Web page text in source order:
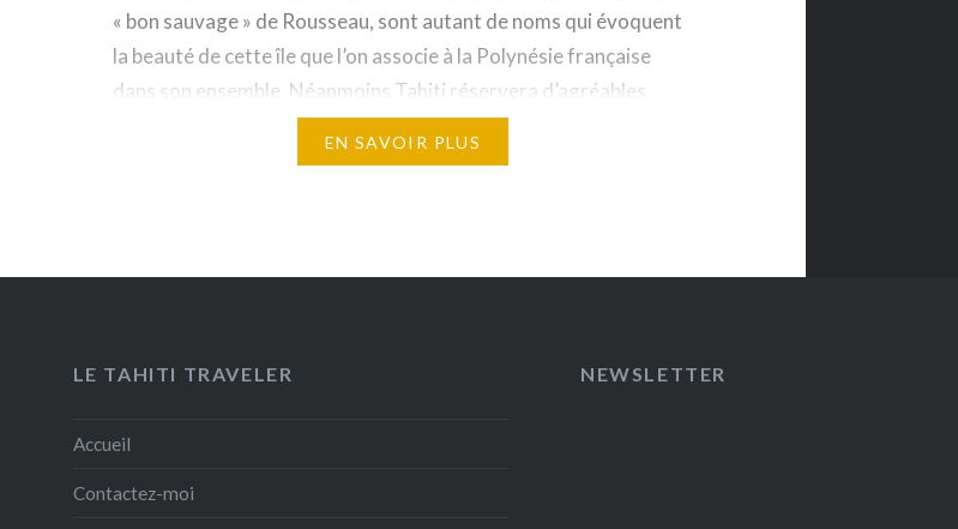
« bon sauvage » de Rousseau, sont autant de noms qui évoquent
la beauté de cette île que l’on associe à la Polynésie française
dans son ensemble. Néanmoins Tahiti réservera d’agréables
surprises à ceux qui sauront prendre le temps…
EN SAVOIR PLUS
LE TAHITI TRAVELER
Accueil
Contactez-moi
NEWSLETTER